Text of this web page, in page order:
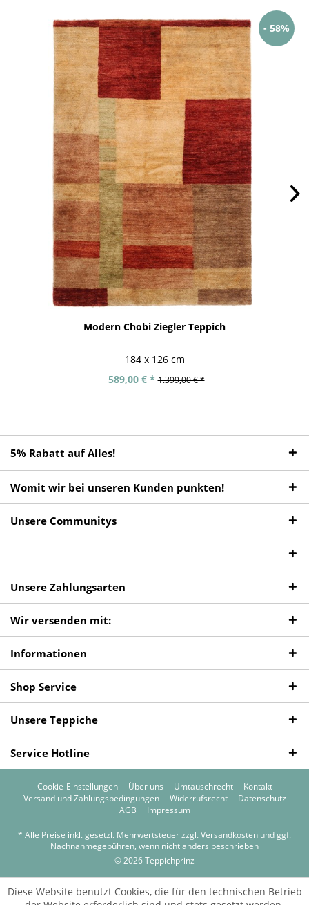
- 58%
Modern Chobi Ziegler Teppich
184 x 126 cm
589,00 € * 1.399,00 € *
5% Rabatt auf Alles!
Womit wir bei unseren Kunden punkten!
Unsere Communitys
Unsere Zahlungsarten
Wir versenden mit:
Informationen
Shop Service
Unsere Teppiche
Service Hotline
Cookie-Einstellungen Über uns Umtauschrecht
Kontakt
Versand und Zahlungsbedingungen
Widerrufsrecht
Datenschutz
AGB
Impressum
* Alle Preise inkl. gesetzl. Mehrwertsteuer zzgl. Versandkosten und ggf.
Nachnahmegebühren, wenn nicht anders beschrieben
© 2026 Teppichprinz
Diese Website benutzt Cookies, die für den technischen Betrieb